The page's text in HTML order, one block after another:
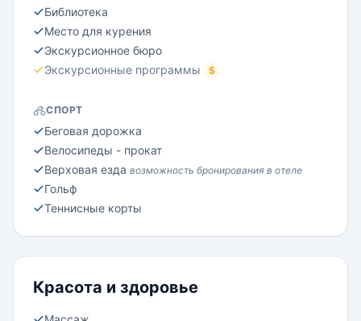
Библиотека
Место для курения
Экскурсионное бюро
Экскурсионные программы
$
СПОРТ
Беговая дорожка
Велосипеды - прокат
Верховая езда возможность бронирования в отеле
Гольф
Теннисные корты
Красота и здоровье